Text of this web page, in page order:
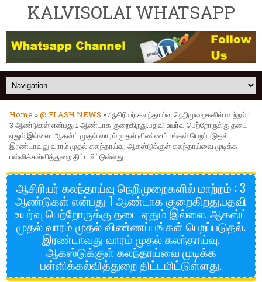
KALVISOLAI WHATSAPP
Home »@ FLASH NEWS » ஆசிரியர் கலந்தாய்வு நெறிமுறைகளில் மாற்றம் :
3 ஆண்டுகள் என்பது 1 ஆண்டாக குறைகிறது.பதவி உயர்வு பெற்றோருக்கு தடை
ஏதும் இல்லை. ஆகஸ்ட் முதல் வாரம் முதல் விண்ணப்பங்கள் பெறப்படுதல்.
இரண்டாவது வாரம் முதல் கலந்தாய்வு. ஆகஸ்டுக்குள் கலந்தாய்வை முடிக்க
பள்ளிக்கல்வித்துறை திட்டமிட்டுள்ளது.
ஆசிரியர் கலந்தாய்வு நெறிமுறைகளில் மாற்றம் : 3
ஆண்டுகள் என்பது 1 ஆண்டாக குறைகிறது.பதவி
உயர்வு பெற்றோருக்கு தடை ஏதும் இல்லை. ஆகஸ்ட்
முதல் வாரம் முதல் விண்ணப்பங்கள் பெறப்படுதல்.
இரண்டாவது வாரம் முதல் கலந்தாய்வு.
ஆகஸ்டுக்குள் கலந்தாய்வை முடிக்க
பள்ளிக்கல்வித்துறை திட்டமிட்டுள்ளது.